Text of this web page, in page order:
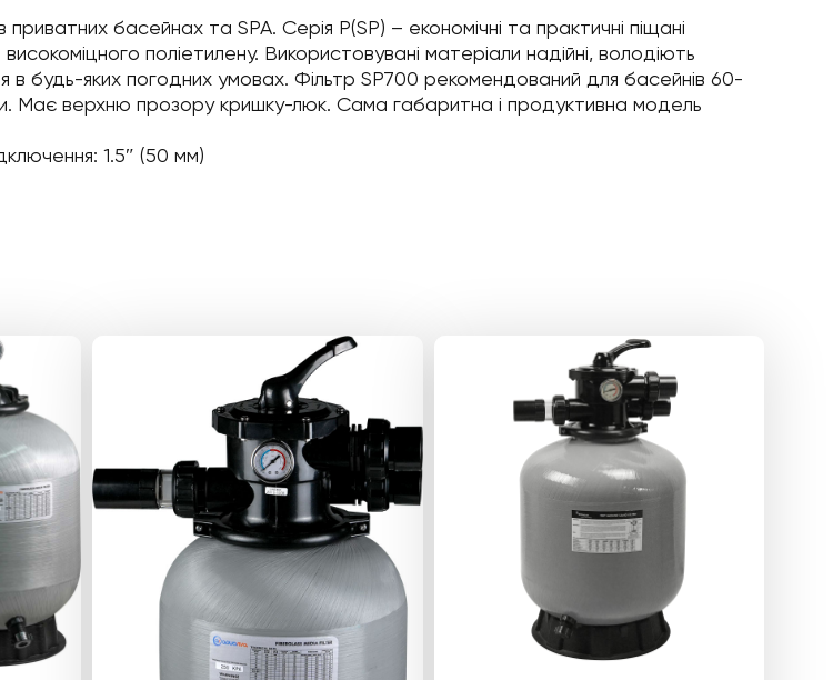
басейнах та SPA. Серія P(SP) – економічні та практичні піщані
поліетилену. Використовувані матеріали надійні, володіють
в будь-яких погодних умовах. Фільтр SP700 рекомендований для басейнів 60-
Має верхню прозору кришку-люк. Сама габаритна і продуктивна модель
1.5″ (50 мм)